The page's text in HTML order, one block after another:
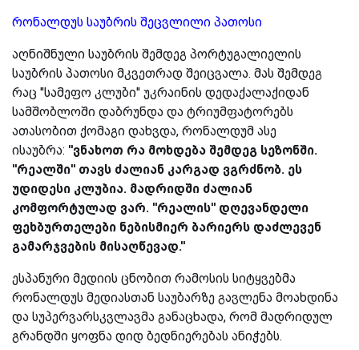
რონალდუს საუბრის შეცვლილი პათოსი
აღნიშნული საუბრის შემდეგ პორტუგალიელის
საუბრის პათოსი მკვეთრად შეიცვალა. მას შემდეგ
რაც ''სამეფო კლუბი'' უკრაინის დედაქალაქიდან
სამშობლოში დაბრუნდა და ტრიუმფატორებს
ათასობით ქომაგი დახვდა, რონალდუმ ასე
ისაუბრა: ''ვნახოთ რა მოხდება შემდეგ სეზონში.
''რეალში'' თავს ძალიან კარგად ვგრძნობ. ეს
უდიდესი კლუბია. მადრიდში ძალიან
კომფორტულად ვარ. ''რეალის'' დღევანდელი
ფეხბურთელები ნებისმიერ ბარიერს დაძლევენ
გამარჯვების მისაღწევად.''
ესპანური მედიის ცნობით რამოსის სიტყვებმა
რონალდუს მედიასთან საუბარზე გავლენა მოახდინა
და სუპერვარსკვლავმა განაცხადა, რომ მადრიდულ
გრანდში ყოფნა დიდ ბედნიერებას ანიჭებს.